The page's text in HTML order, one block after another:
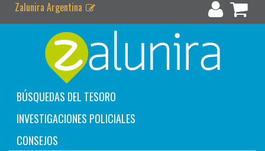
Zalunira Argentina
BÚSQUEDAS DEL TESORO
INVESTIGACIONES POLICIALES
CONSEJOS